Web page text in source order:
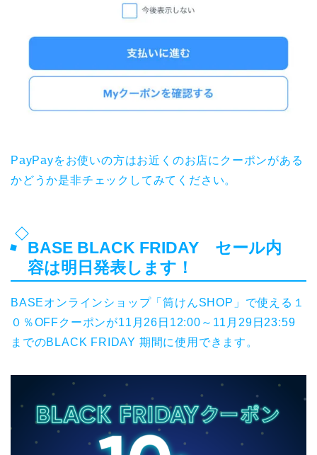
PayPayをお使いの方はお近くのお店にクーポンがある
かどうか是非チェックしてみてください。
BASE BLACK FRIDAY セール内
容は明日発表します！
BASEオンラインショップ「筒けんSHOP」で使える１
０％OFFクーポンが11月26日12:00～11月29日23:59
までのBLACK FRIDAY 期間に使用できます。